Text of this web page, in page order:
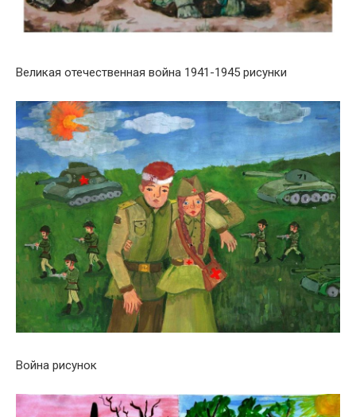
Великая отечественная война 1941-1945 рисунки
Война рисунок